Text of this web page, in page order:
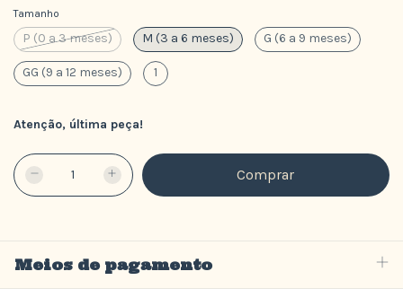
Tamanho
P (0 a 3 meses) M (3 a 6 meses) G (6 a 9 meses)
GG (9 a 12 meses) 1
Atenção, última peça!
Meios de pagamento